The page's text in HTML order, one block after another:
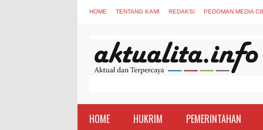
HOME TENTANG KAMI REDAKSI PEDOMAN MEDIA
HOME HUKRIM PEMERINTAHAN